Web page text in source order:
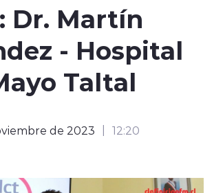
Dr. Martín
- Hospital
Taltal
de 2023 12:20